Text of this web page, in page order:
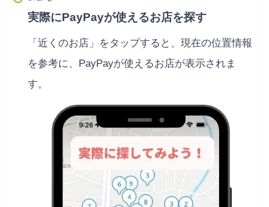
実際にPayPayが使えるお店を探す
「近くのお店」をタップすると、現在の位置情報
を参考に、PayPayが使えるお店が表示されま
す。